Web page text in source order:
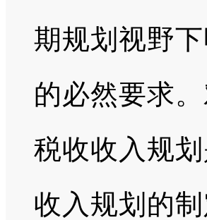
期规划视野
的必然要求
税收收入规
收入规划的